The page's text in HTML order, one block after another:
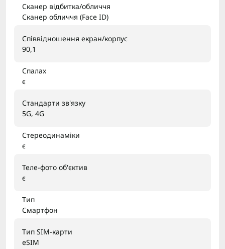
Сканер відбитка/обличчя
Сканер обличчя (Face ID)
Співвідношення екран/корпус
90,1
Спалах
є
Стандарти зв'язку
5G, 4G
Стереодинаміки
є
Теле-фото об'єктив
є
Тип
Смартфон
Тип SIM-карти
eSIM